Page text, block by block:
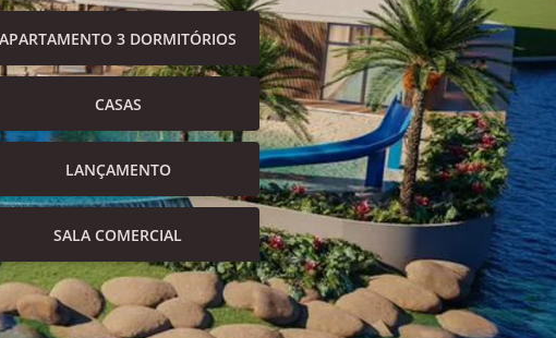
APARTAMENTO 3 DORMITÓRIOS
CASAS
LANÇAMENTO
SALA COMERCIAL